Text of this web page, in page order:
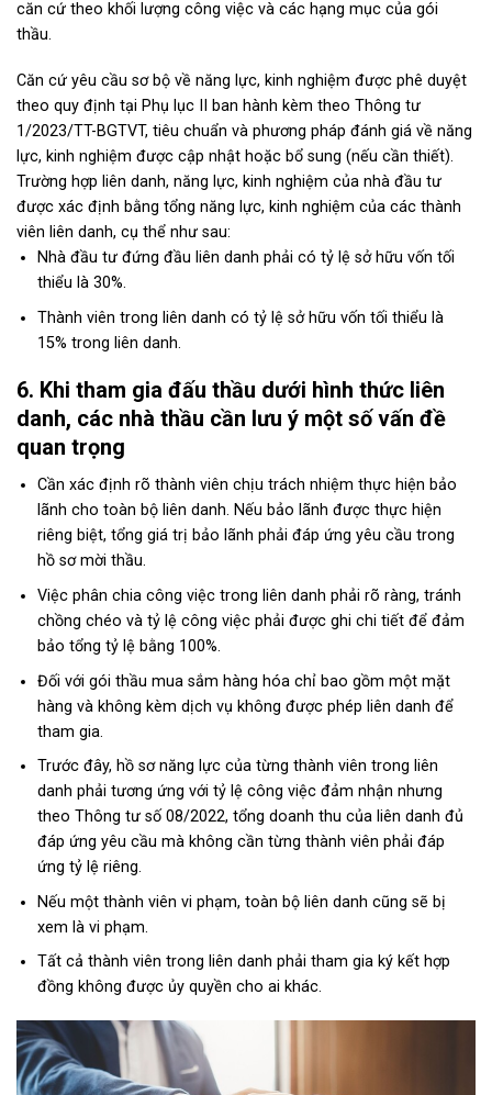
căn cứ theo khối lượng công việc và các hạng mục của gói
thầu.
Căn cứ yêu cầu sơ bộ về năng lực, kinh nghiệm được phê duyệt
theo quy định tại Phụ lục II ban hành kèm theo Thông tư
1/2023/TT-BGTVT, tiêu chuẩn và phương pháp đánh giá về năng
lực, kinh nghiệm được cập nhật hoặc bổ sung (nếu cần thiết).
Trường hợp liên danh, năng lực, kinh nghiệm của nhà đầu tư
được xác định bằng tổng năng lực, kinh nghiệm của các thành
viên liên danh, cụ thể như sau:
Nhà đầu tư đứng đầu liên danh phải có tỷ lệ sở hữu vốn tối
thiểu là 30%.
Thành viên trong liên danh có tỷ lệ sở hữu vốn tối thiểu là
15% trong liên danh.
6. Khi tham gia đấu thầu dưới hình thức liên
danh, các nhà thầu cần lưu ý một số vấn đề
quan trọng
Cần xác định rõ thành viên chịu trách nhiệm thực hiện bảo
lãnh cho toàn bộ liên danh. Nếu bảo lãnh được thực hiện
riêng biệt, tổng giá trị bảo lãnh phải đáp ứng yêu cầu trong
hồ sơ mời thầu.
Việc phân chia công việc trong liên danh phải rõ ràng, tránh
chồng chéo và tỷ lệ công việc phải được ghi chi tiết để đảm
bảo tổng tỷ lệ bằng 100%.
Đối với gói thầu mua sắm hàng hóa chỉ bao gồm một mặt
hàng và không kèm dịch vụ không được phép liên danh để
tham gia.
Trước đây, hồ sơ năng lực của từng thành viên trong liên
danh phải tương ứng với tỷ lệ công việc đảm nhận nhưng
theo Thông tư số 08/2022, tổng doanh thu của liên danh đủ
đáp ứng yêu cầu mà không cần từng thành viên phải đáp
ứng tỷ lệ riêng.
Nếu một thành viên vi phạm, toàn bộ liên danh cũng sẽ bị
xem là vi phạm.
Tất cả thành viên trong liên danh phải tham gia ký kết hợp
đồng không được ủy quyền cho ai khác.